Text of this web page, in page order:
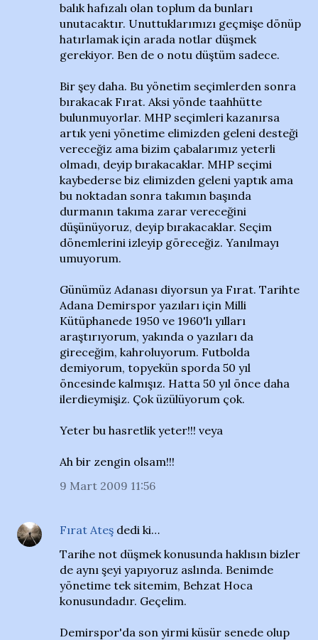
balık hafızalı olan toplum da bunları
unutacaktır. Unuttuklarımızı geçmişe dönüp
hatırlamak için arada notlar düşmek
gerekiyor. Ben de o notu düştüm sadece.
Bir şey daha. Bu yönetim seçimlerden sonra
bırakacak Fırat. Aksi yönde taahhütte
bulunmuyorlar. MHP seçimleri kazanırsa
artık yeni yönetime elimizden geleni desteği
vereceğiz ama bizim çabalarımız yeterli
olmadı, deyip bırakacaklar. MHP seçimi
kaybederse biz elimizden geleni yaptık ama
bu noktadan sonra takımın başında
durmanın takıma zarar vereceğini
düşünüyoruz, deyip bırakacaklar. Seçim
dönemlerini izleyip göreceğiz. Yanılmayı
umuyorum.
Günümüz Adanası diyorsun ya Fırat. Tarihte
Adana Demirspor yazıları için Milli
Kütüphanede 1950 ve 1960'lı yılları
araştırıyorum, yakında o yazıları da
gireceğim, kahroluyorum. Futbolda
demiyorum, topyekün sporda 50 yıl
öncesinde kalmışız. Hatta 50 yıl önce daha
ilerdieymişiz. Çok üzülüyorum çok.
Yeter bu hasretlik yeter!!! veya
Ah bir zengin olsam!!!
9 Mart 2009 11:56
Fırat Ateş dedi ki…
Tarihe not düşmek konusunda haklısın bizler
de aynı şeyi yapıyoruz aslında. Benimde
yönetime tek sitemim, Behzat Hoca
konusundadır. Geçelim.
Demirspor'da son yirmi küsür senede olup